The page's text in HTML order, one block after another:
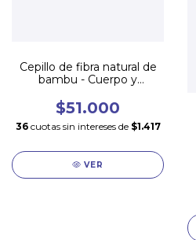
Cepillo de fibra natural de
bambu - Cuerpo y
$51.000
36 cuotas sin intereses de $1.417
VER